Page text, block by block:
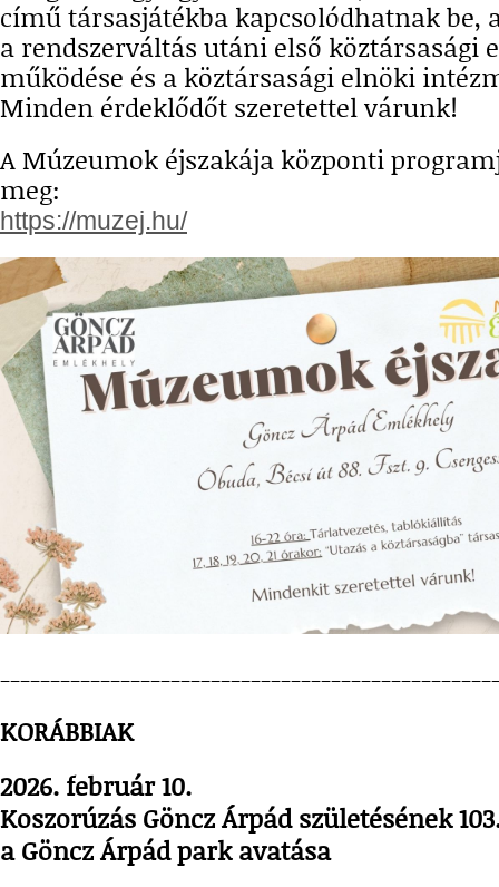
című társasjátékba kapcsolódhatnak be,
a rendszerváltás utáni első köztársasági
működése és a köztársasági elnöki
Minden érdeklődőt szeretettel várunk!
A Múzeumok éjszakája központi
meg:
https://muzej.hu/
KORÁBBIAK
2026. február 10.
Koszorúzás Göncz Árpád születésének
a Göncz Árpád park avatása